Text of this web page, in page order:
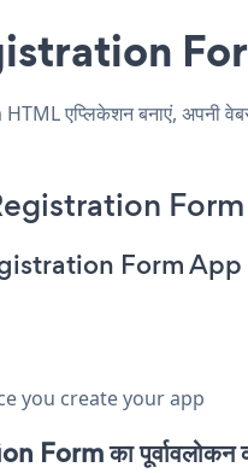
Form
एप्लिकेशन बनाएं, अपनी
Form App
you create your app
का पूर्वावलोकन